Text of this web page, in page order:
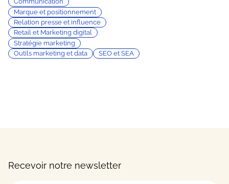
Marque et positionnement
Relation presse et influence
Retail et Marketing digital
Stratégie marketing
Outils marketing et data
SEO et SEA
Recevoir notre newsletter